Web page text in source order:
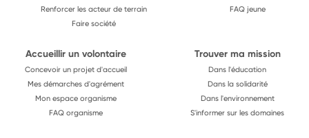
Renforcer les acteur de terrain
Faire société
FAQ jeune
Accueillir un volontaire
Concevoir un projet d'accueil
Mes démarches d'agrément
Mon espace organisme
FAQ organisme
Trouver ma mission
Dans l'éducation
Dans la solidarité
Dans l'environnement
S'informer sur les domaines